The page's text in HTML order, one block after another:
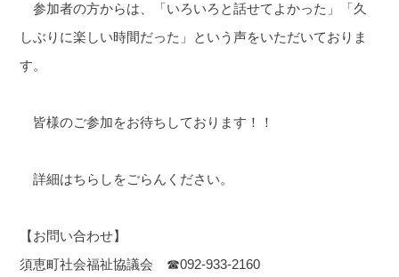
参加者の方からは、「いろいろと話せてよかった」「久
しぶりに楽しい時間だった」という声をいただいておりま
す。
皆様のご参加をお待ちしております！！
詳細はちらしをごらんください。
【お問い合わせ】
須恵町社会福祉協議会 ☎092-933-2160